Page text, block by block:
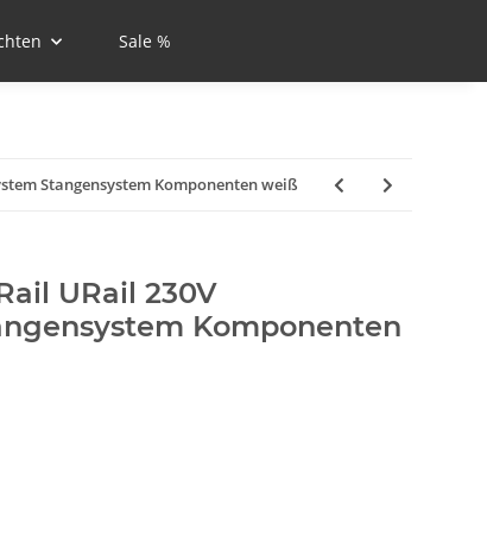
Sale %
Stangensystem Komponenten weiß
URail 230V
Komponenten